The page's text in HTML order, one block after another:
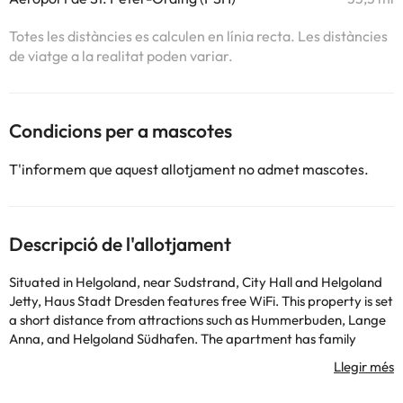
Totes les distàncies es calculen en línia recta. Les distàncies
de viatge a la realitat poden variar.
Condicions per a mascotes
T'informem que aquest allotjament no admet mascotes.
Descripció de l'allotjament
Situated in Helgoland, near Sudstrand, City Hall and Helgoland
Jetty, Haus Stadt Dresden features free WiFi. This property is set
a short distance from attractions such as Hummerbuden, Lange
Anna, and Helgoland Südhafen. The apartment has family
Units include a coffee machine and a private bathroom with a